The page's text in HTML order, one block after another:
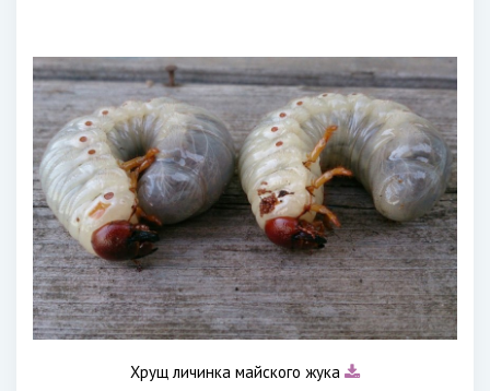
Хрущ личинка майского жука